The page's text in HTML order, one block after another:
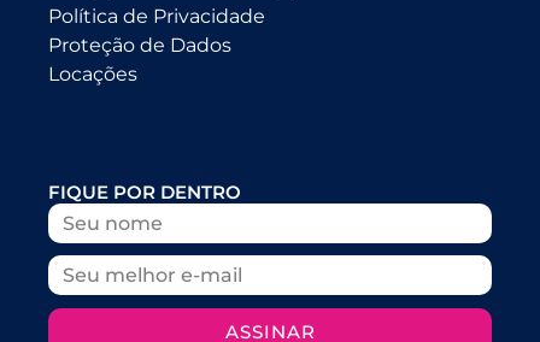
Política de Privacidade
Proteção de Dados
Locações
FIQUE POR DENTRO
ASSINAR